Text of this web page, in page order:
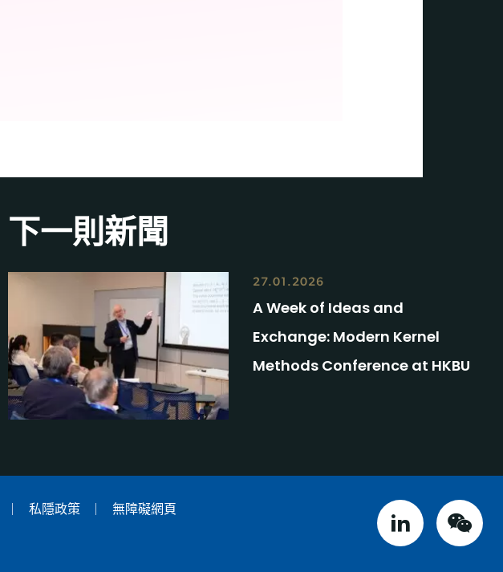
下一則新聞
27.01.2026
A Week of Ideas and
Exchange: Modern Kernel
Methods Conference at HKBU
私隱政策 無障礙網頁
linked in